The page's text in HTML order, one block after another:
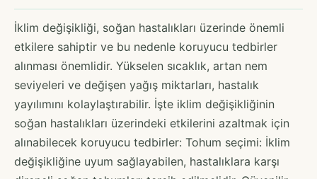
İklim değişikliği, soğan hastalıkları üzerinde önemli
etkilere sahiptir ve bu nedenle koruyucu tedbirler
alınması önemlidir. Yükselen sıcaklık, artan nem
seviyeleri ve değişen yağış miktarları, hastalık
yayılımını kolaylaştırabilir. İşte iklim değişikliğinin
soğan hastalıkları üzerindeki etkilerini azaltmak için
alınabilecek koruyucu tedbirler: Tohum seçimi: İklim
değişikliğine uyum sağlayabilen, hastalıklara karşı